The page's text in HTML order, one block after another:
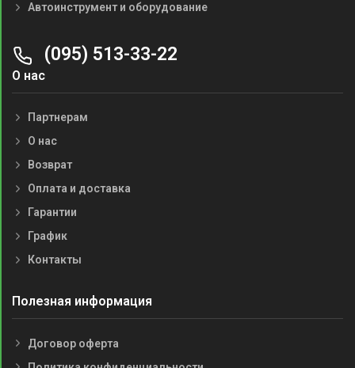
Автоинструмент и оборудование
(095) 513-33-22
О нас
Партнерам
О нас
Возврат
Оплата и доставка
Гарантии
График
Контакты
Полезная информация
Договор оферта